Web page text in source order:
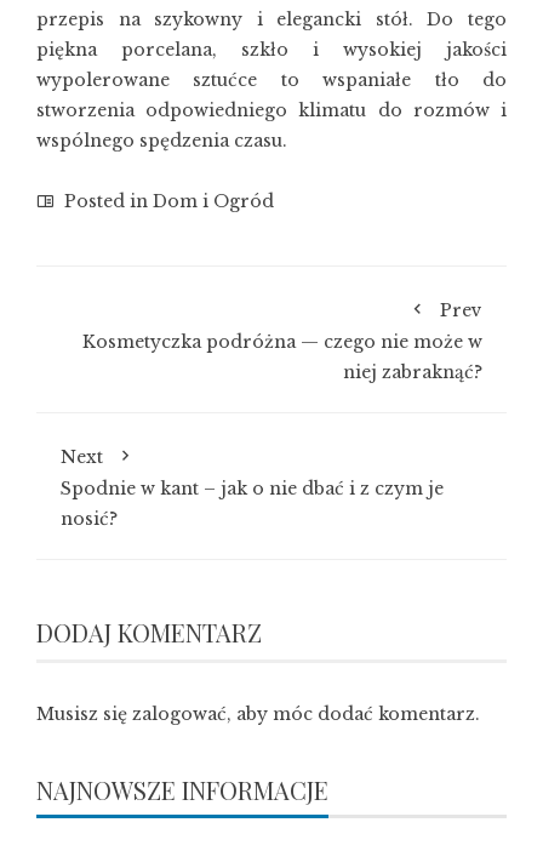
przepis na szykowny i elegancki stół. Do tego
piękna porcelana, szkło i wysokiej jakości
wypolerowane sztućce to wspaniałe tło do
stworzenia odpowiedniego klimatu do rozmów i
wspólnego spędzenia czasu.
Posted in Dom i Ogród
Prev
Kosmetyczka podróżna — czego nie może w
niej zabraknąć?
Next
Spodnie w kant – jak o nie dbać i z czym je
nosić?
DODAJ KOMENTARZ
Musisz się zalogować, aby móc dodać komentarz.
NAJNOWSZE INFORMACJE